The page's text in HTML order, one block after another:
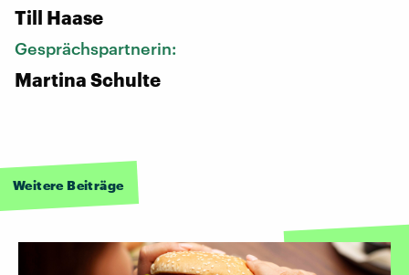
Till Haase
Gesprächspartnerin:
Martina Schulte
Weitere Beiträge